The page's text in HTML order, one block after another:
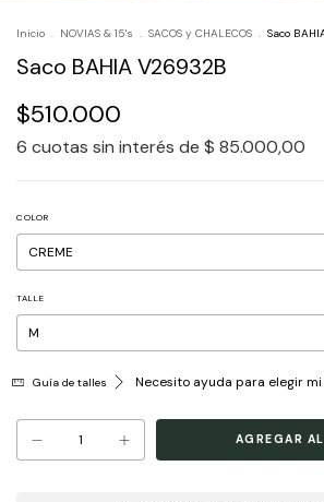
Inicio . NOVIAS & 15's . SACOS y CHALECOS . Saco
Saco BAHIA V26932B
$510.000
6 cuotas sin interés de $ 85.000,00
COLOR
TALLE
Guía de talles Necesito ayuda para elegir